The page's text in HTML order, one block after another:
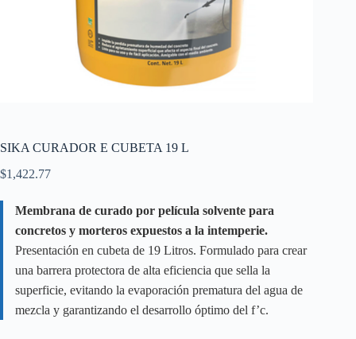
SIKA CURADOR E CUBETA 19 L
$1,422.77
Membrana de curado por película solvente para
concretos y morteros expuestos a la intemperie.
Presentación en cubeta de 19 Litros. Formulado para crear
una barrera protectora de alta eficiencia que sella la
superficie, evitando la evaporación prematura del agua de
mezcla y garantizando el desarrollo óptimo del f’c.